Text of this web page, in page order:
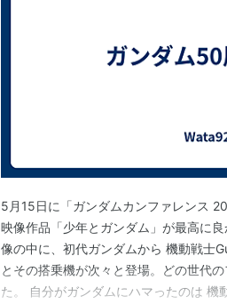
5月15日に「ガンダムカンファレンス
映像作品「少年とガンダム」が最高に
像の中に、初代ガンダムから 機動戦士
とその搭乗機が次々と登場。どの世代
た。 自分がガンダムにハマったのは 機